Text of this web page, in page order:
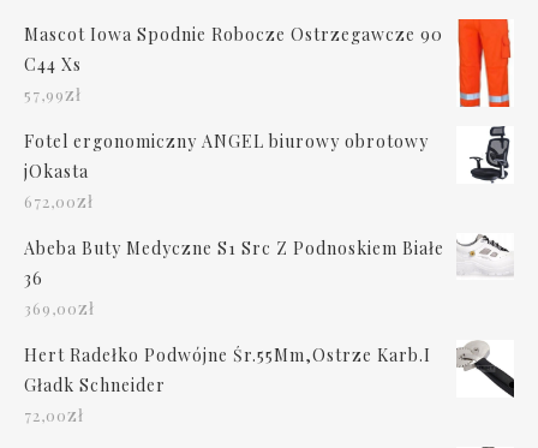
Mascot Iowa Spodnie Robocze Ostrzegawcze 90
C44 Xs
57,99zł
Fotel ergonomiczny ANGEL biurowy obrotowy
jOkasta
672,00zł
Abeba Buty Medyczne S1 Src Z Podnoskiem Białe
36
369,00zł
Hert Radełko Podwójne Śr.55Mm,Ostrze Karb.I
Gładk Schneider
72,00zł